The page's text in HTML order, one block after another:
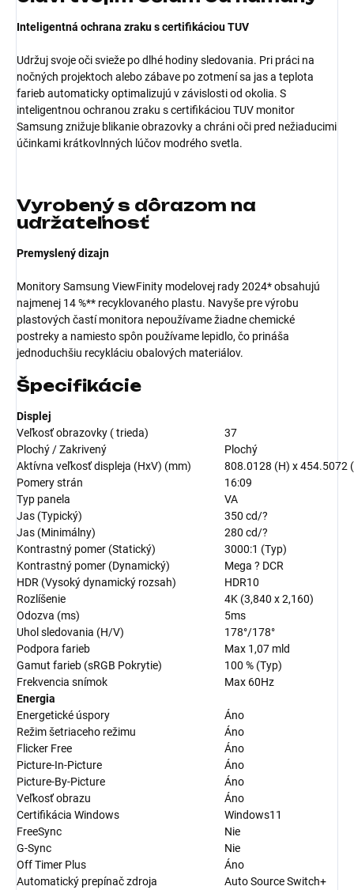
Inteligentná ochrana zraku s certifikáciou TUV
Udržuj svoje oči svieže po dlhé hodiny sledovania. Pri práci na
nočných projektoch alebo zábave po zotmení sa jas a teplota
farieb automaticky optimalizujú v závislosti od okolia. S
inteligentnou ochranou zraku s certifikáciou TUV monitor
Samsung znižuje blikanie obrazovky a chráni oči pred nežiaducimi
účinkami krátkovlnných lúčov modrého svetla.
Vyrobený s dôrazom na
udržateľnosť
Premyslený dizajn
Monitory Samsung ViewFinity modelovej rady 2024* obsahujú
najmenej 14 %** recyklovaného plastu. Navyše pre výrobu
plastových častí monitora nepoužívame žiadne chemické
postreky a namiesto spôn používame lepidlo, čo prináša
jednoduchšiu recykláciu obalových materiálov.
Špecifikácie
Displej
Veľkosť obrazovky ( trieda)
37
Plochý / Zakrivený
Plochý
Aktívna veľkosť displeja (HxV) (mm)
808.0128 (H) x 454.5072
Pomery strán
16:09
Typ panela
VA
Jas (Typický)
350 cd/?
Jas (Minimálny)
280 cd/?
Kontrastný pomer (Statický)
3000:1 (Typ)
Kontrastný pomer (Dynamický)
Mega ? DCR
HDR (Vysoký dynamický rozsah)
HDR10
Rozlíšenie
4K (3,840 x 2,160)
Odozva (ms)
5ms
Uhol sledovania (H/V)
178°/178°
Podpora farieb
Max 1,07 mld
Gamut farieb (sRGB Pokrytie)
100 % (Typ)
Frekvencia snímok
Max 60Hz
Energia
Energetické úspory
Áno
Režim šetriaceho režimu
Áno
Flicker Free
Áno
Picture-In-Picture
Áno
Picture-By-Picture
Áno
Veľkosť obrazu
Áno
Certifikácia Windows
Windows11
FreeSync
Nie
G-Sync
Nie
Off Timer Plus
Áno
Automatický prepínač zdroja
Auto Source Switch+